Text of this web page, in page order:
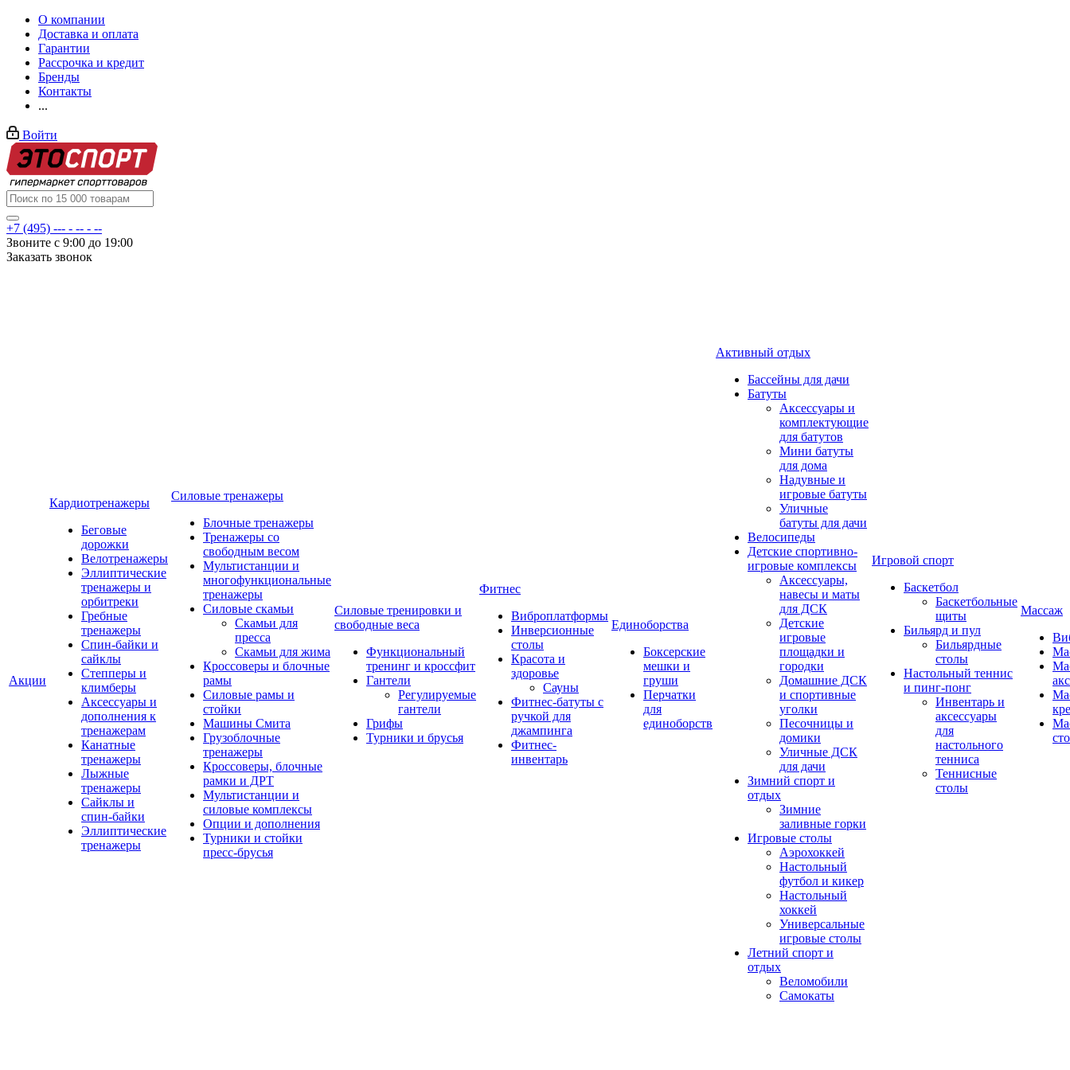
О компании
Доставка и оплата
Гарантии
Рассрочка и кредит
Бренды
Контакты
...
Войти
+7 (495) --- - -- - --
Звоните с 9:00 до 19:00
Заказать звонок
Акции
Кардиотренажеры
Беговые
дорожки
Велотренажеры
Эллиптические
тренажеры и
орбитреки
Гребные
тренажеры
Спин-байки и
сайклы
Степперы и
климберы
Аксессуары и
дополнения к
тренажерам
Канатные
тренажеры
Лыжные
тренажеры
Сайклы и
спин-байки
Эллиптические
тренажеры
Силовые тренажеры
Блочные тренажеры
Тренажеры со
свободным весом
Мультистанции и
многофункциональные
тренажеры
Силовые скамьи
Скамьи для
пресса
Скамьи для жима
Кроссоверы и блочные
рамы
Силовые рамы и
стойки
Машины Смита
Грузоблочные
тренажеры
Кроссоверы, блочные
рамки и ДРТ
Мультистанции и
силовые комплексы
Опции и дополнения
Турники и стойки
пресс-брусья
Силовые тренировки и
свободные веса
Функциональный
тренинг и кроссфит
Гантели
Регулируемые
гантели
Грифы
Турники и брусья
Фитнес
Виброплатформы
Инверсионные
столы
Красота и
здоровье
Сауны
Фитнес-батуты с
ручкой для
джампинга
Фитнес-
инвентарь
Единоборства
Боксерские
мешки и
груши
Перчатки
для
единоборств
Активный отдых
Бассейны для дачи
Батуты
Аксессуары и
комплектующие
для батутов
Мини батуты
для дома
Надувные и
игровые батуты
Уличные
батуты для дачи
Велосипеды
Детские спортивно-
игровые комплексы
Аксессуары,
навесы и маты
для ДСК
Детские
игровые
площадки и
городки
Домашние ДСК
и спортивные
уголки
Песочницы и
домики
Уличные ДСК
для дачи
Зимний спорт и
отдых
Зимние
заливные горки
Игровые столы
Аэрохоккей
Настольный
футбол и кикер
Настольный
хоккей
Универсальные
игровые столы
Летний спорт и
отдых
Веломобили
Самокаты
Игровой спорт
Баскетбол
Баскетбольные
щиты
Бильярд и пул
Бильярдные
столы
Настольный теннис
и пинг-понг
Инвентарь и
аксессуары
для
настольного
тенниса
Теннисные
столы
Массаж